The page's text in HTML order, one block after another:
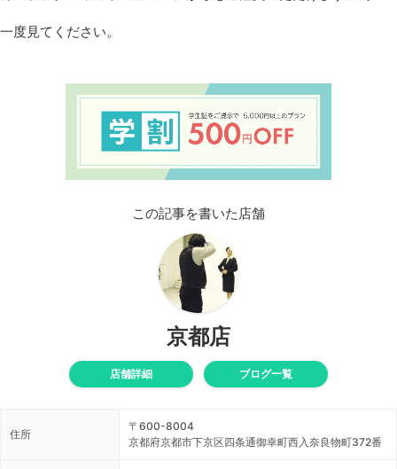
一度見てください。
この記事を書いた店舗
京都店
店舗詳細 ブログ一覧
住所
〒600-8004
京都府京都市下京区四条通御幸町西入奈良物町372番